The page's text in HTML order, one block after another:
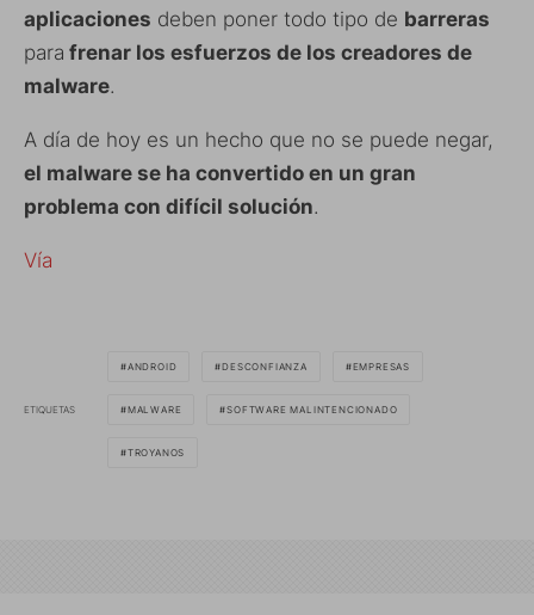
aplicaciones deben poner todo tipo de barreras
para frenar los esfuerzos de los creadores de
malware.
A día de hoy es un hecho que no se puede negar,
el malware se ha convertido en un gran
problema con difícil solución.
Vía
ETIQUETAS
ANDROID DESCONFIANZA EMPRESAS
MALWARE SOFTWARE MALINTENCIONADO
TROYANOS